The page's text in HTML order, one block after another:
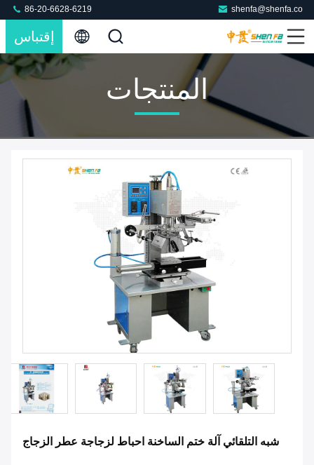
shenfa@shenfa.co
86-20-6628-6219
إقتباس
المنتجات
شبه التلقائي آلة ختم الساخنة احباط لزجاجة عطر الزجاج